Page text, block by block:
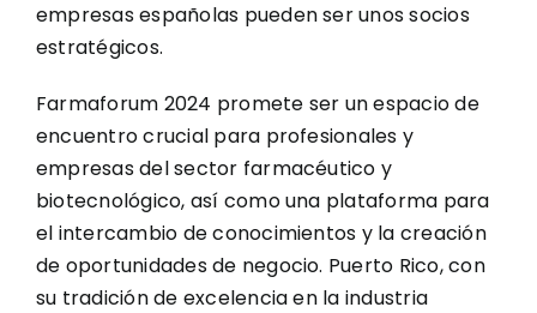
empresas españolas pueden ser unos socios
estratégicos.
Farmaforum 2024 promete ser un espacio de
encuentro crucial para profesionales y
empresas del sector farmacéutico y
biotecnológico, así como una plataforma para
el intercambio de conocimientos y la creación
de oportunidades de negocio. Puerto Rico, con
su tradición de excelencia en la industria